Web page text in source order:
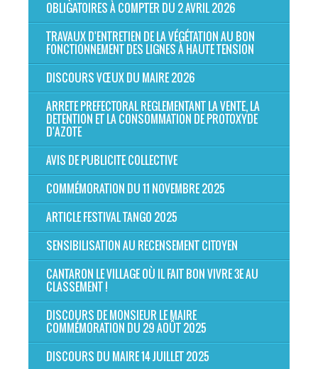
OBLIGATOIRES À COMPTER DU 2 AVRIL 2026
TRAVAUX D'ENTRETIEN DE LA VÉGÉTATION AU BON
FONCTIONNEMENT DES LIGNES À HAUTE TENSION
DISCOURS VŒUX DU MAIRE 2026
ARRETE PREFECTORAL REGLEMENTANT LA VENTE, LA
DETENTION ET LA CONSOMMATION DE PROTOXYDE
D'AZOTE
AVIS DE PUBLICITE COLLECTIVE
COMMÉMORATION DU 11 NOVEMBRE 2025
ARTICLE FESTIVAL TANGO 2025
SENSIBILISATION AU RECENSEMENT CITOYEN
CANTARON LE VILLAGE OÙ IL FAIT BON VIVRE 3E AU
CLASSEMENT !
DISCOURS DE MONSIEUR LE MAIRE
COMMÉMORATION DU 29 AOÛT 2025
DISCOURS DU MAIRE 14 JUILLET 2025